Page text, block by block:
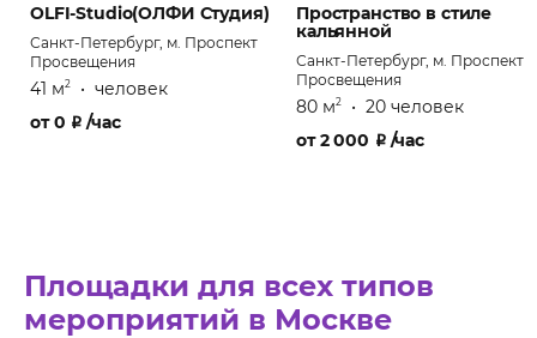
OLFI-Studio(ОЛФИ Студия)
Санкт-Петербург, м. Проспект
Просвещения
41 м2 • человек
от0 ₽ /час
Пространство в стиле
кальянной
Санкт-Петербург, м. Проспект
Просвещения
80 м2 • 20 человек
от2 000 ₽ /час
Площадки для всех типов
мероприятий в Москве